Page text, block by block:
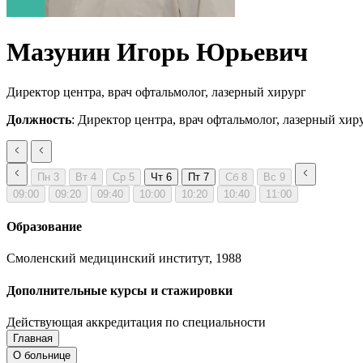
Мазунин Игорь Юрьевич
Директор центра, врач офтальмолог, лазерный хирург
Должность: Директор центра, врач офтальмолог, лазерный
Пн 3 Вт 4 Ср 5 Чт 6 Пт 7 Сб 8 Вс 9
09:00
09:20 09:40 10:00 10:20 10:40 11:00
Образование
Смоленский медицинский институт, 1988
Дополнительные курсы и стажировки
Действующая аккредитация по специальности
Запись на приём
Запись подтверждена
Главная
О больнице